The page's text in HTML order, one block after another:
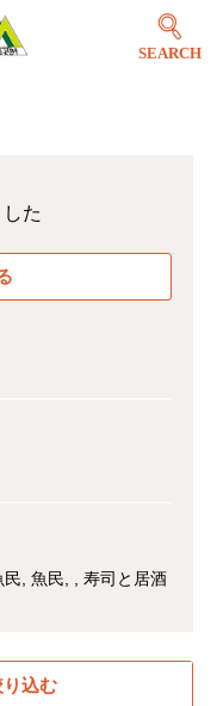
SEARCH
た
民 魚民
寿司と居酒
込む